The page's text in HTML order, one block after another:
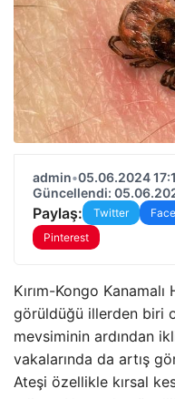
admin•05.06.2024
Güncellendi:
Paylaş: Twitter
Pinterest
Kırım-Kongo Kanamalı
görüldüğü illerden biri
mevsiminin ardından
vakalarında da artış
Ateşi özellikle kırsal